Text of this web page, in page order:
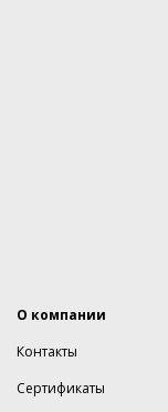
О компании
Контакты
Сертификаты